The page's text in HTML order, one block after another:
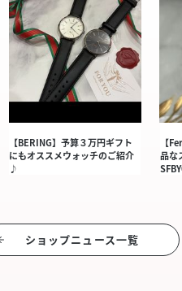
【BERING】予算３万円ギフト
にもオススメウォッチのご紹介
♪
【
品な
ショップニュース⼀覧